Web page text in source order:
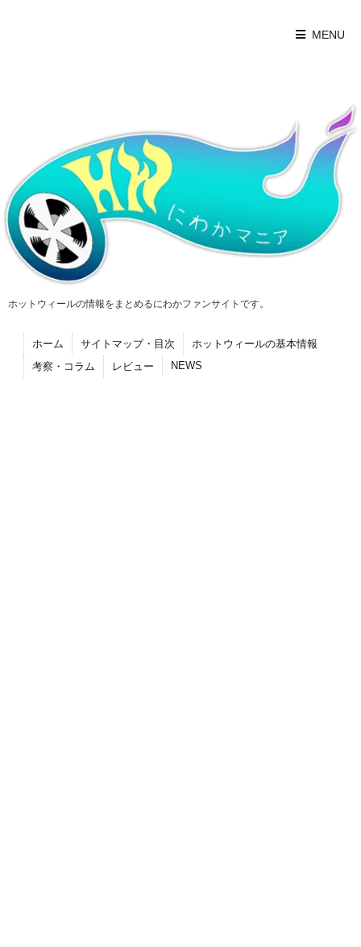
MENU
ホットウィールの情報をまとめるにわかファンサイトです。
ホーム サイトマップ・目次
ホットウィールの基本情報
考察・コラム
レビュー NEWS